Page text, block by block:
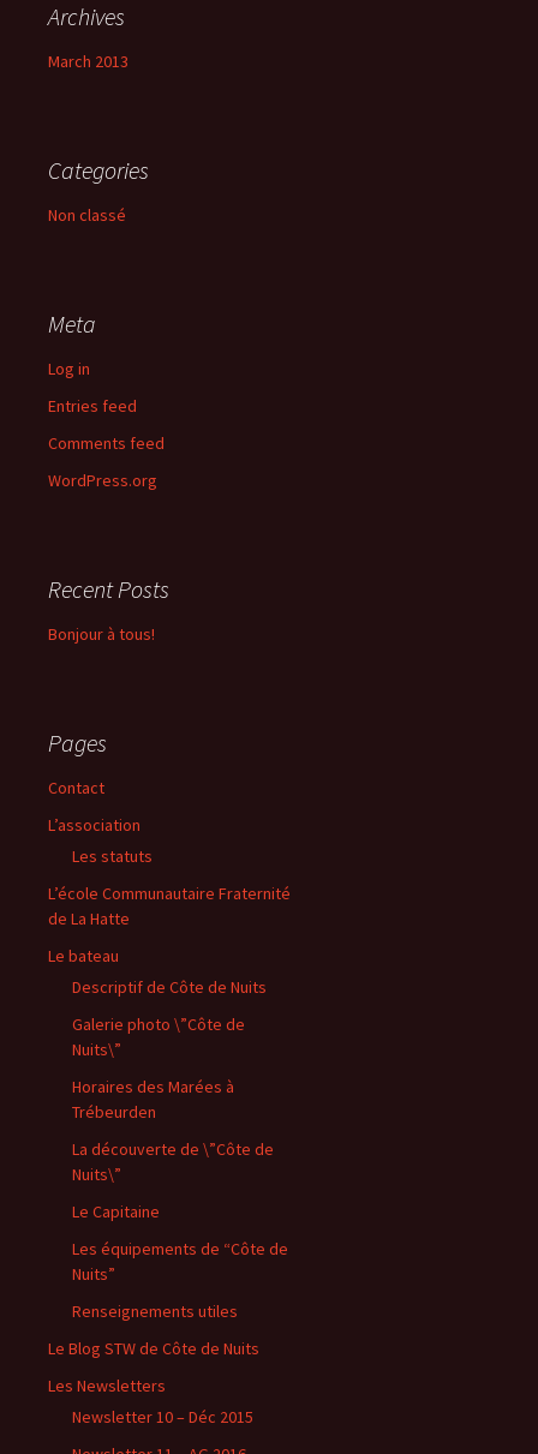
Archives
March 2013
Categories
Non classé
Meta
Log in
Entries feed
Comments feed
WordPress.org
Recent Posts
Bonjour à tous!
Pages
Contact
L’association
Les statuts
L’école Communautaire Fraternité
de La Hatte
Le bateau
Descriptif de Côte de Nuits
Galerie photo \”Côte de
Nuits\”
Horaires des Marées à
Trébeurden
La découverte de \”Côte de
Nuits\”
Le Capitaine
Les équipements de “Côte de
Nuits”
Renseignements utiles
Le Blog STW de Côte de Nuits
Les Newsletters
Newsletter 10 – Déc 2015